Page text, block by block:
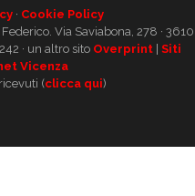
· Cookie Policy
Via Saviabona, 278 ·
· un altro sito Overprint| Siti
Vicenza
(clicca qui)